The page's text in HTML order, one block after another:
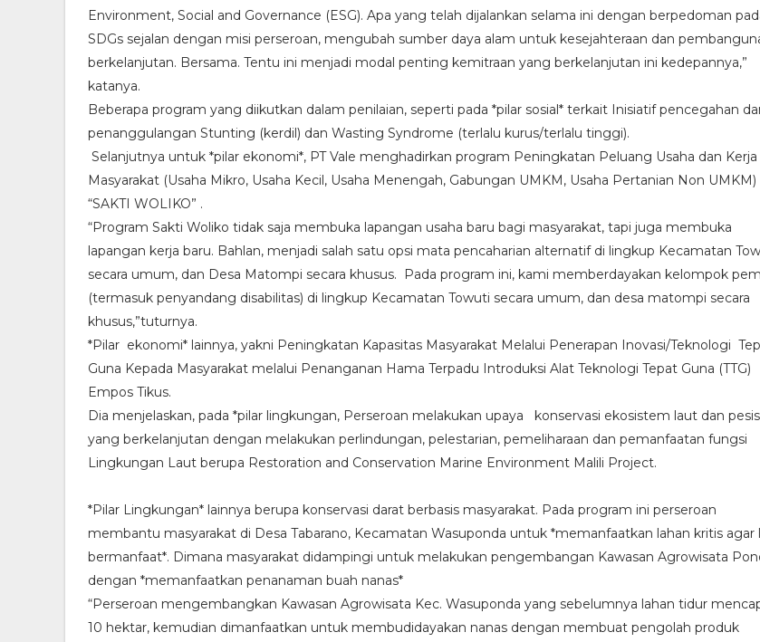
Environment, Social and Governance (ESG). Apa yang telah dijalankan selama ini dengan berpedoman
SDGs sejalan dengan misi perseroan, mengubah sumber daya alam untuk kesejahteraan dan
berkelanjutan. Bersama. Tentu ini menjadi modal penting kemitraan yang berkelanjutan ini kedepannya,”
katanya.
Beberapa program yang diikutkan dalam penilaian, seperti pada *pilar sosial* terkait Inisiatif pencegahan
penanggulangan Stunting (kerdil) dan Wasting Syndrome (terlalu kurus/terlalu tinggi).
Selanjutnya untuk *pilar ekonomi*, PT Vale menghadirkan program Peningkatan Peluang Usaha dan Kerja
Masyarakat (Usaha Mikro, Usaha Kecil, Usaha Menengah, Gabungan UMKM, Usaha Pertanian Non UMKM)
“SAKTI WOLIKO” .
“Program Sakti Woliko tidak saja membuka lapangan usaha baru bagi masyarakat, tapi juga membuka
lapangan kerja baru. Bahlan, menjadi salah satu opsi mata pencaharian alternatif di lingkup Kecamatan
secara umum, dan Desa Matompi secara khusus. Pada program ini, kami memberdayakan kelompok
(termasuk penyandang disabilitas) di lingkup Kecamatan Towuti secara umum, dan desa matompi secara
khusus,”tuturnya.
*Pilar ekonomi* lainnya, yakni Peningkatan Kapasitas Masyarakat Melalui Penerapan Inovasi/Teknologi
Guna Kepada Masyarakat melalui Penanganan Hama Terpadu Introduksi Alat Teknologi Tepat Guna (TTG)
Empos Tikus.
Dia menjelaskan, pada *pilar lingkungan, Perseroan melakukan upaya konservasi ekosistem laut dan
yang berkelanjutan dengan melakukan perlindungan, pelestarian, pemeliharaan dan pemanfaatan fungsi
Lingkungan Laut berupa Restoration and Conservation Marine Environment Malili Project.
*Pilar Lingkungan* lainnya berupa konservasi darat berbasis masyarakat. Pada program ini perseroan
membantu masyarakat di Desa Tabarano, Kecamatan Wasuponda untuk *memanfaatkan lahan kritis agar
bermanfaat*. Dimana masyarakat didampingi untuk melakukan pengembangan Kawasan Agrowisata
dengan *memanfaatkan penanaman buah nanas*
“Perseroan mengembangkan Kawasan Agrowisata Kec. Wasuponda yang sebelumnya lahan tidur
10 hektar, kemudian dimanfaatkan untuk membudidayakan nanas dengan membuat pengolah produk